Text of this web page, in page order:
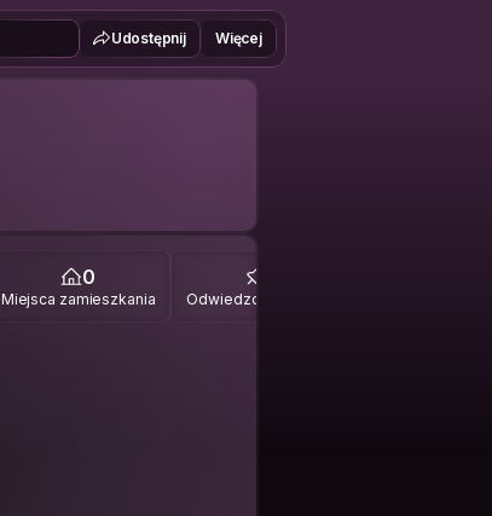
Udostępnij Więcej
0
Miejsca zamieszkania Odwiedzone miejsca